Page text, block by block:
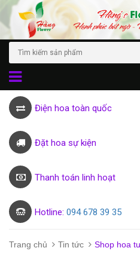
Điện hoa toàn quốc
Đặt hoa sự kiện
Thanh toán linh hoạt
Hotline: 094 678 39 35
Trang chủ Tin tức Shop hoa